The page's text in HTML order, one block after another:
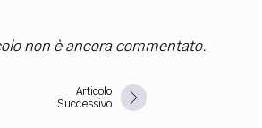
non è ancora commentato.
Articolo
Successivo